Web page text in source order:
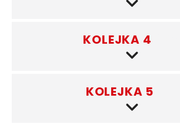
KOLEJKA 4
KOLEJKA 5